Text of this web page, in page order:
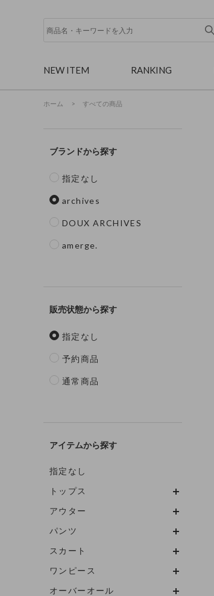
NEW ITEM RANKING
ホーム > すべての商品
ブランド
指定なし
archives
DOUX ARCHIVES
amerge.
販売状態
指定なし
予約商品
通常商品
アイテム
指定なし
トップス
アウター
パンツ
スカート
ワンピース
オーバーオール